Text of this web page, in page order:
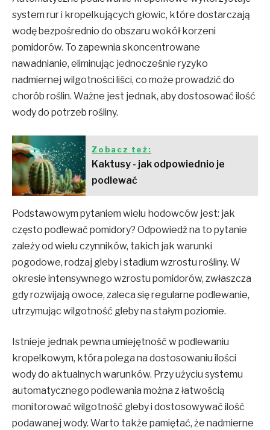
system rur i kropelkujących głowic, które dostarczają
wodę bezpośrednio do obszaru wokół korzeni
pomidorów. To zapewnia skoncentrowane
nawadnianie, eliminując jednocześnie ryzyko
nadmiernej wilgotności liści, co może prowadzić do
chorób roślin. Ważne jest jednak, aby dostosować ilość
wody do potrzeb rośliny.
Zobacz też:
Kaktusy - jak odpowiednio je
podlewać
Podstawowym pytaniem wielu hodowców jest: jak
często podlewać pomidory? Odpowiedź na to pytanie
zależy od wielu czynników, takich jak warunki
pogodowe, rodzaj gleby i stadium wzrostu rośliny. W
okresie intensywnego wzrostu pomidorów, zwłaszcza
gdy rozwijają owoce, zaleca się regularne podlewanie,
utrzymując wilgotność gleby na stałym poziomie.
Istnieje jednak pewna umiejętność w podlewaniu
kropelkowym, która polega na dostosowaniu ilości
wody do aktualnych warunków. Przy użyciu systemu
automatycznego podlewania można z łatwością
monitorować wilgotność gleby i dostosowywać ilość
podawanej wody. Warto także pamiętać, że nadmierne